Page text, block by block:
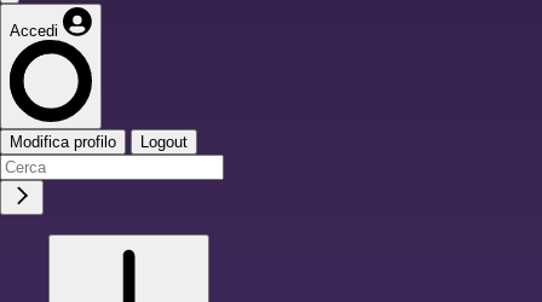
Accedi
Modifica profilo Logout